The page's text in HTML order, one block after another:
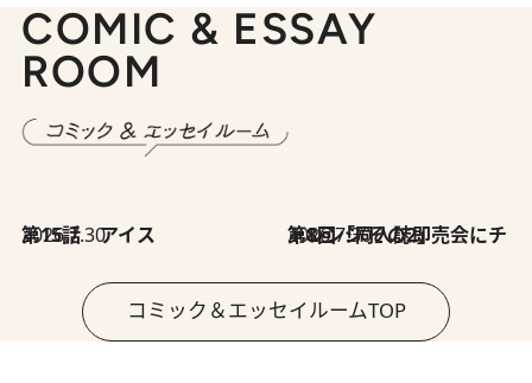
COMIC & ESSAY
ROOM
2026.7.30
第15話 アイス 2026.7.30
第8回「同人誌即売会にチャレンジ その2」
コミック＆エッセイルームTOP